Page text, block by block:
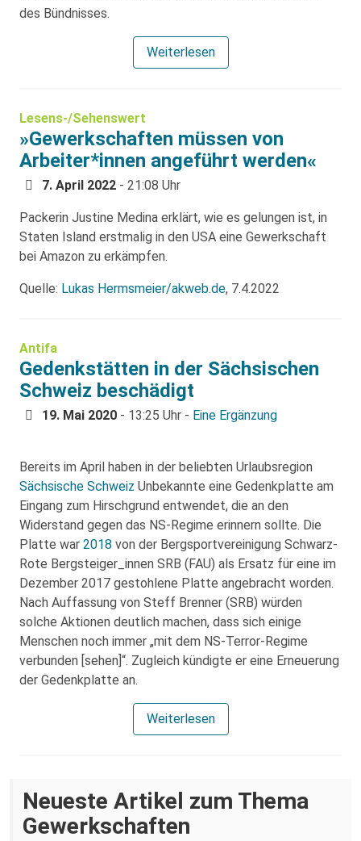
des Bündnisses.
Weiterlesen
Lesens-/Sehenswert
»Gewerkschaften müssen von
Arbeiter*innen angeführt werden«
7. April 2022 - 21:08 Uhr
Packerin Justine Medina erklärt, wie es gelungen ist, in
Staten Island erstmalig in den USA eine Gewerkschaft
bei Amazon zu erkämpfen.
Quelle: Lukas Hermsmeier/akweb.de, 7.4.2022
Antifa
Gedenkstätten in der Sächsischen
Schweiz beschädigt
19. Mai 2020 - 13:25 Uhr - Eine Ergänzung
Bereits im April haben in der beliebten Urlaubsregion
Sächsische Schweiz Unbekannte eine Gedenkplatte am
Eingang zum Hirschgrund entwendet, die an den
Widerstand gegen das NS-Regime erinnern sollte. Die
Platte war 2018 von der Bergsportvereinigung Schwarz-
Rote Bergsteiger_innen SRB (FAU) als Ersatz für eine im
Dezember 2017 gestohlene Platte angebracht worden.
Nach Auffassung von Steff Brenner (SRB) würden
solche Aktionen deutlich machen, dass sich einige
Menschen noch immer „mit dem NS-Terror-Regime
verbunden [sehen]“. Zugleich kündigte er eine Erneuerung
der Gedenkplatte an.
Weiterlesen
Neueste Artikel zum Thema
Gewerkschaften